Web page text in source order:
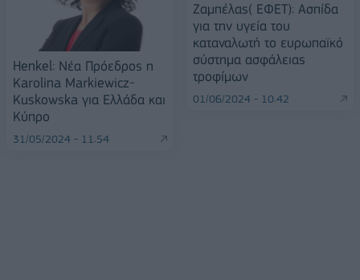
Henkel: Νέα Πρόεδρος η
Karolina Markiewicz-
Kuskowska για Ελλάδα και
Κύπρο
31/05/2024 - 11:54
Ζαμπέλας( ΕΦΕΤ): Ασπίδα
για την υγεία του
καταναλωτή το ευρωπαϊκό
σύστημα ασφάλειας
τροφίμων
01/06/2024 - 10:42